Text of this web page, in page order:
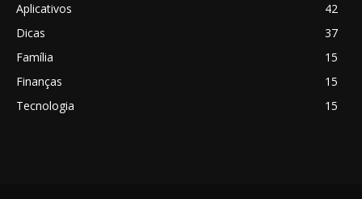
Aplicativos
42
Dicas
37
Família
15
Finanças
15
Tecnologia
15